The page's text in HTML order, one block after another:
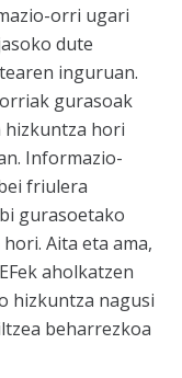
orri ugari
dute
inguruan.
gurasoak
hizkuntza hori
Informazio-
friulera
gurasoetako
Aita eta ama,
aholkatzen
hizkuntza nagusi
beharrezkoa